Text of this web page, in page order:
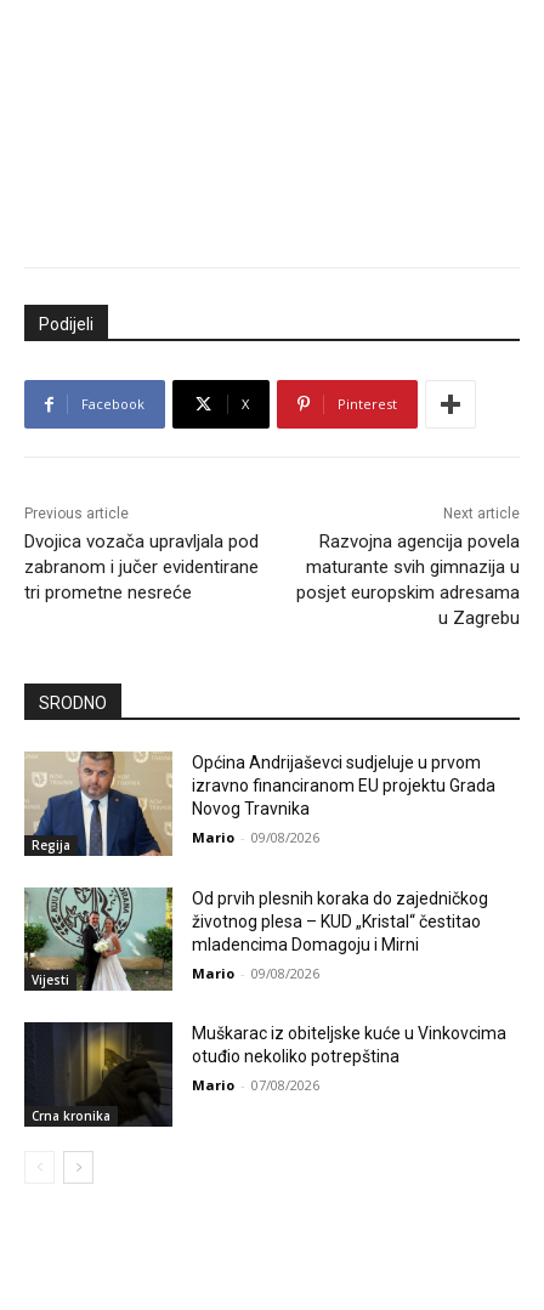
Podijeli
Facebook X Pinterest
Previous article
Dvojica vozača upravljala pod
zabranom i jučer evidentirane
tri prometne nesreće
Next article
Razvojna agencija povela
maturante svih gimnazija u
posjet europskim adresama
u Zagrebu
SRODNO
Regija
Općina Andrijaševci sudjeluje u prvom
izravno financiranom EU projektu Grada
Novog Travnika
Mario - 09/08/2026
Vijesti
Od prvih plesnih koraka do zajedničkog
životnog plesa – KUD „Kristal“ čestitao
mladencima Domagoju i Mirni
Mario - 09/08/2026
Crna kronika
Muškarac iz obiteljske kuće u Vinkovcima
otuđio nekoliko potrepština
Mario - 07/08/2026